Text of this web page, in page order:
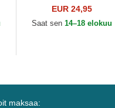
New EraEUR 24,95
Saat sen14–18 elokuu
maksaa: